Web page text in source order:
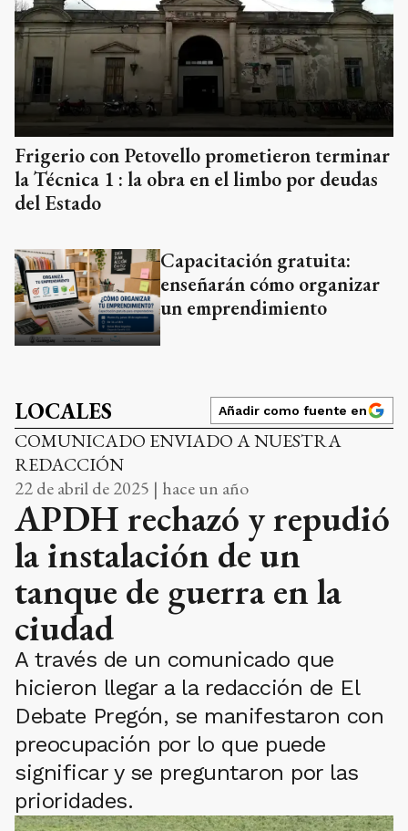
Frigerio con Petovello prometieron terminar
la Técnica 1 : la obra en el limbo por deudas
del Estado
Capacitación gratuita:
enseñarán cómo organizar
un emprendimiento
LOCALES Añadir como fuente en
COMUNICADO ENVIADO A NUESTRA
REDACCIÓN
22 de abril de 2025 | hace un año
APDH rechazó y repudió
la instalación de un
tanque de guerra en la
ciudad
A través de un comunicado que
hicieron llegar a la redacción de El
Debate Pregón, se manifestaron con
preocupación por lo que puede
significar y se preguntaron por las
prioridades.